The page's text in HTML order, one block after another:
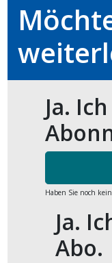
Ja.
Haben Sie noch
Ja.
Abo.